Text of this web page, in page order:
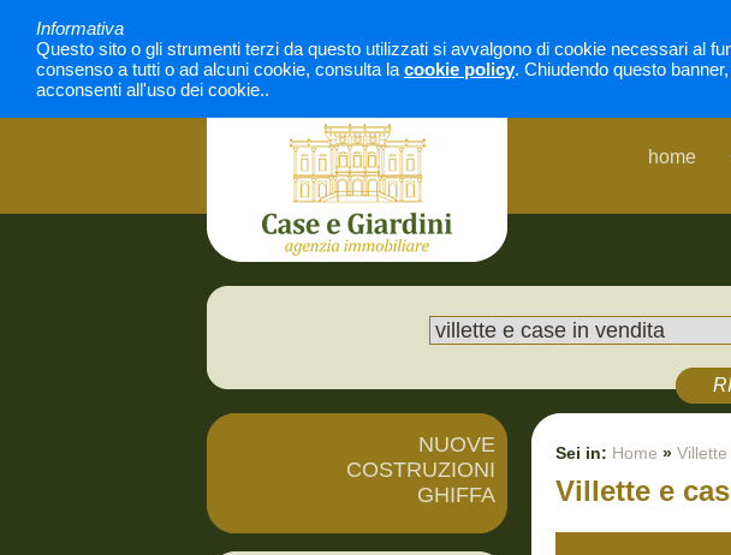
Informativa
Questo sito o gli strumenti terzi da questo utilizzati si avvalgono di cookie necessari al
consenso a tutti o ad alcuni cookie, consulta la cookie policy. Chiudendo questo
acconsenti all'uso dei cookie..
home
NUOVE
COSTRUZIONI
GHIFFA
Sei in: Home »
Villette e